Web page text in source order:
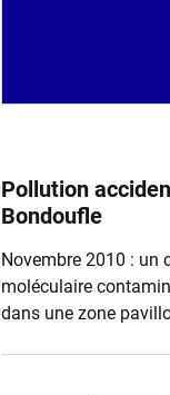
Pollution
Bondoufle
Novembre 2010 : un
moléculaire
dans une zone